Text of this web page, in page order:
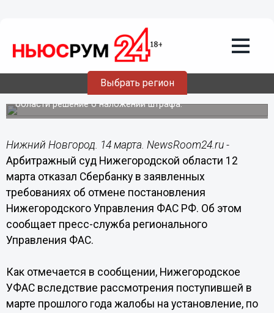
Выбрать регион
Суд не удовлетворил жалобу
Сбербанка на решение
Нижегородского УФАС
Банк обжаловал в Арбитражном суде Нижегородской
области решение о наложении штрафа.
Нижний Новгород. 14 марта. NewsRoom24.ru -
Арбитражный суд Нижегородской области 12
марта отказал Сбербанку в заявленных
требованиях об отмене постановления
Нижегородского Управления ФАС РФ. Об этом
сообщает пресс-служба регионального
Управления ФАС.
Как отмечается в сообщении, Нижегородское
УФАС вследствие рассмотрения поступившей в
марте прошлого года жалобы на установление, по